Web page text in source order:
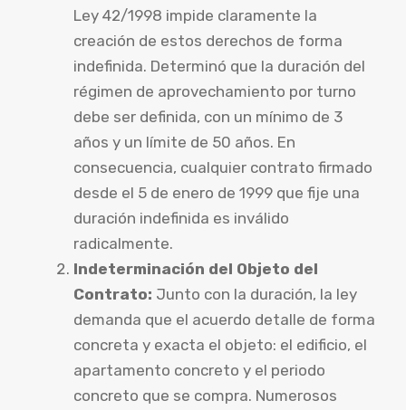
Ley 42/1998 impide claramente la
creación de estos derechos de forma
indefinida. Determinó que la duración del
régimen de aprovechamiento por turno
debe ser definida, con un mínimo de 3
años y un límite de 50 años. En
consecuencia, cualquier contrato firmado
desde el 5 de enero de 1999 que fije una
duración indefinida es inválido
radicalmente.
Indeterminación del Objeto del
Contrato: Junto con la duración, la ley
demanda que el acuerdo detalle de forma
concreta y exacta el objeto: el edificio, el
apartamento concreto y el periodo
concreto que se compra. Numerosos